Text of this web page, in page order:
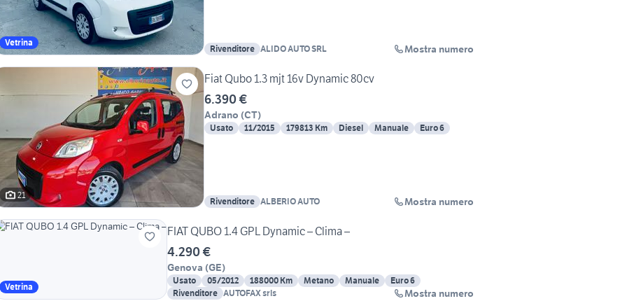
Vetrina
Rivenditore ALIDO AUTO SRL Mostra numero
21
Fiat Qubo 1.3 mjt 16v Dynamic 80cv
6.390 €
Adrano (CT)
Usato 11/2015 179813 Km Diesel Manuale Euro 6
Rivenditore ALBERIO AUTO Mostra numero
Vetrina
FIAT QUBO 1.4 GPL Dynamic – Clima –
4.290 €
Genova (GE)
Usato 05/2012 188000 Km Metano Manuale
Euro 6
Rivenditore AUTOFAX srls Mostra numero